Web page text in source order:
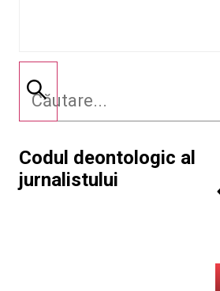
Codul deontologic al
jurnalistului